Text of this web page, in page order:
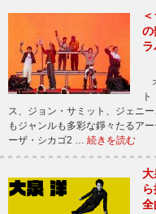
ス、ジョン・サミット、ジェニ
もジャンルも多彩な錚々たるア
ーザ・シカゴ2 … 続きを読む
全